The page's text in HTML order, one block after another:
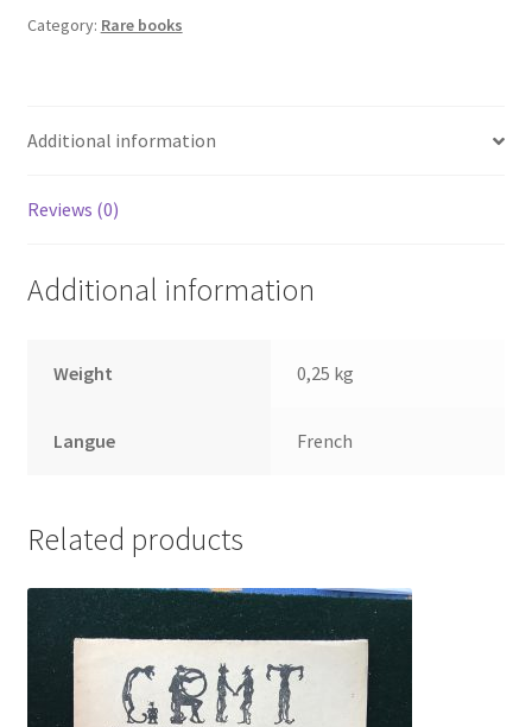
Category: Rare books
Additional information
Reviews (0)
Additional information
Weight 0,25 kg
Langue French
Related products